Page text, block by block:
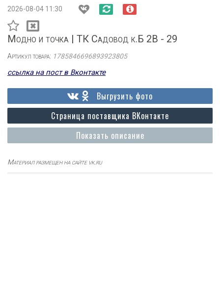
2026-08-04 11:30
Модно и точка | ТК Садовод к.Б 2В - 29
Артикул товара: 1785846696893923805
ссылка на пост в Вконтакте
Показать описание
Страница поставщика ВКонтакте
Выгрузить фото
Материал размещен на сайте vk.ru